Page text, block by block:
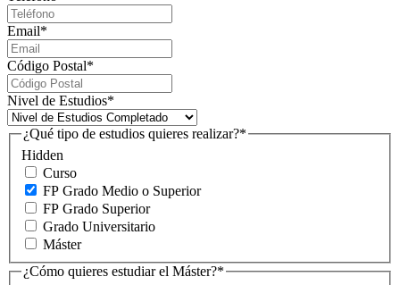
Email*
Código Postal*
Nivel de Estudios*
Hidden
¿Qué tipo de estudios quieres realizar?*
Curso
FP Grado Medio o Superior
FP Grado Superior
Grado Universitario
Máster
¿Cómo quieres estudiar el Máster?*